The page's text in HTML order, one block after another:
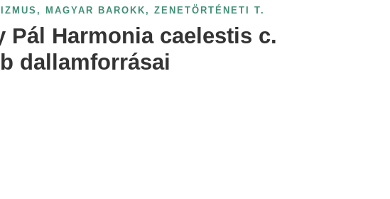
, MAGYAR BAROKK , ZENETÖRTÉNETI T.
Pál Harmonia caelestis c.
dallamforrásai